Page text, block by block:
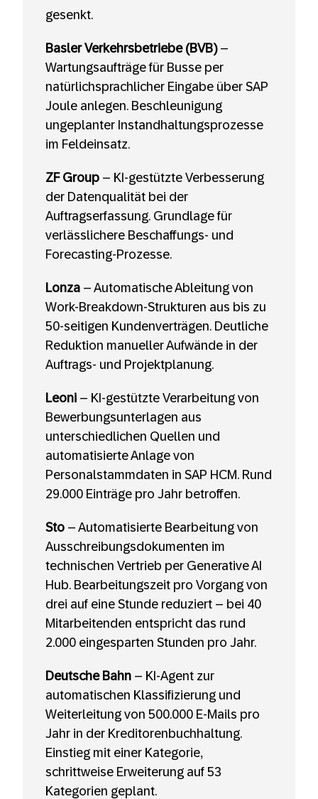
gesenkt.
Basler Verkehrsbetriebe (BVB)–
Wartungsaufträge für Busse per
natürlichsprachlicher Eingabe über SAP
Joule anlegen. Beschleunigung
ungeplanter Instandhaltungsprozesse
im Feldeinsatz.
ZF Group – KI-gestützte Verbesserung
der Datenqualität bei der
Auftragserfassung. Grundlage für
verlässlichere Beschaffungs- und
Forecasting-Prozesse.
Lonza – Automatische Ableitung von
Work-Breakdown-Strukturen aus bis zu
50-seitigen Kundenverträgen. Deutliche
Reduktion manueller Aufwände in der
Auftrags- und Projektplanung.
Leoni – KI-gestützte Verarbeitung von
Bewerbungsunterlagen aus
unterschiedlichen Quellen und
automatisierte Anlage von
Personalstammdaten in SAP HCM. Rund
29.000 Einträge pro Jahr betroffen.
Sto – Automatisierte Bearbeitung von
Ausschreibungsdokumenten im
technischen Vertrieb per Generative AI
Hub. Bearbeitungszeit pro Vorgang von
drei auf eine Stunde reduziert – bei 40
Mitarbeitenden entspricht das rund
2.000 eingesparten Stunden pro Jahr.
Deutsche Bahn – KI-Agent zur
automatischen Klassifizierung und
Weiterleitung von 500.000 E-Mails pro
Jahr in der Kreditorenbuchhaltung.
Einstieg mit einer Kategorie,
schrittweise Erweiterung auf 53
Kategorien geplant.